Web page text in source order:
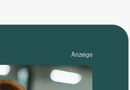
Anzeige